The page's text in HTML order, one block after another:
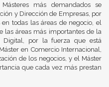
más demandados se
y Dirección de Empresas, por
todas las áreas de negocio, el
las áreas más importantes de la
Digital, por la fuerza que está
en Comercio Internacional,
de los negocios, y el Máster
que cada vez más prestan